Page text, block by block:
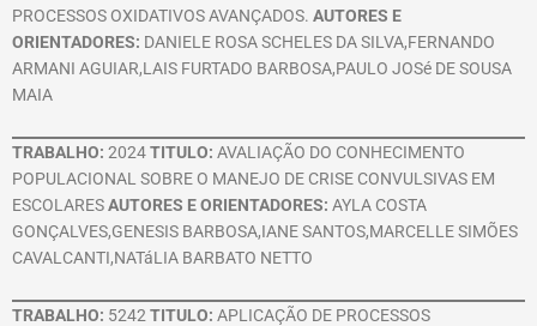
PROCESSOS OXIDATIVOS AVANÇADOS. AUTORES E
ORIENTADORES: DANIELE ROSA SCHELES DA SILVA,FERNANDO
ARMANI AGUIAR,LAIS FURTADO BARBOSA,PAULO JOSé DE SOUSA
MAIA
TRABALHO: 2024TITULO: AVALIAÇÃO DO CONHECIMENTO
POPULACIONAL SOBRE O MANEJO DE CRISE CONVULSIVAS EM
ESCOLARESAUTORES E ORIENTADORES: AYLA COSTA
GONÇALVES,GENESIS BARBOSA,IANE SANTOS,MARCELLE SIMÕES
CAVALCANTI,NATáLIA BARBATO NETTO
TRABALHO: 5242 TITULO: APLICAÇÃO DE PROCESSOS